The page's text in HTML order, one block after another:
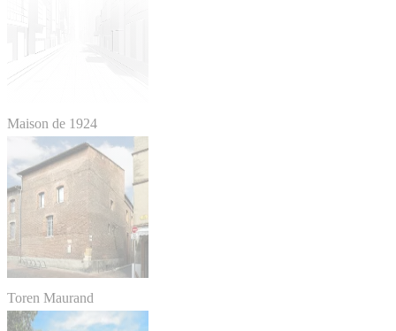
Maison de 1924
Toren Maurand